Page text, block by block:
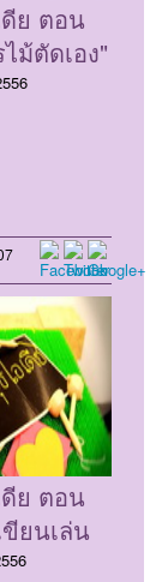
ดีย ตอน
ม้ตัดเอง"
ดีย ตอน
ยนเล่น
.ย. 56)